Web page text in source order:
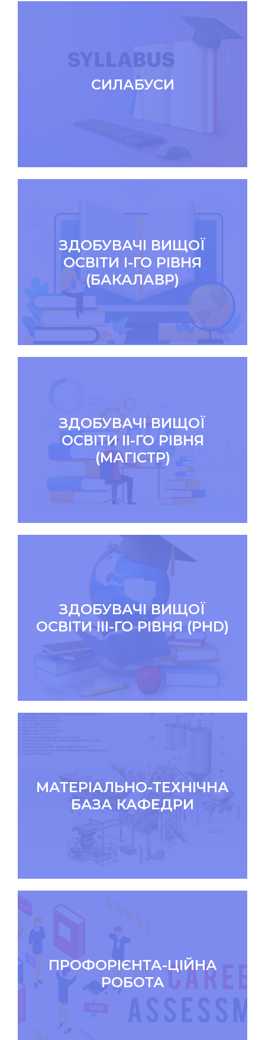
СИЛАБУСИ
ЗДОБУВАЧІ ВИЩОЇ
ОСВІТИ I-ГО РІВНЯ
(БАКАЛАВР)
ЗДОБУВАЧІ ВИЩОЇ
ОСВІТИ ІI-ГО РІВНЯ
(МАГІСТР)
ЗДОБУВАЧІ ВИЩОЇ
ОСВІТИ ІІI-ГО РІВНЯ (PHD)
МАТЕРІАЛЬНО-ТЕХНІЧНА
БАЗА КАФЕДРИ
ПРОФОРІЄНТА-ЦІЙНА
РОБОТА